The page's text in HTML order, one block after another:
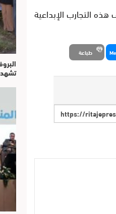
حتى 30 أكتوبر الجاري، لاكتشاف هذه التجارب الإبداعية
طباعة